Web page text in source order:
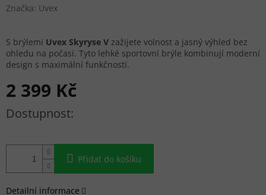
Značka: Uvex
2 399 Kč
Měrná cena:
Přidat do košíku
S brýlemi Uvex Skyryse V zažijete volnost a jasný výhled bez
ohledu na počasí. Tyto lehké sportovní brýle kombinují moderní
design s maximální funkčností.
Detailní informace